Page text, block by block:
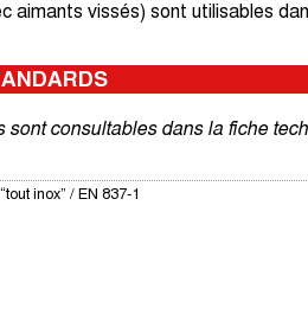
aimants vissés) sont utilisables
consultables dans la fiche
inox” / EN 837-1